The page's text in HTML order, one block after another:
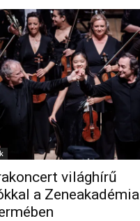
világhírű
a Zeneakadémia